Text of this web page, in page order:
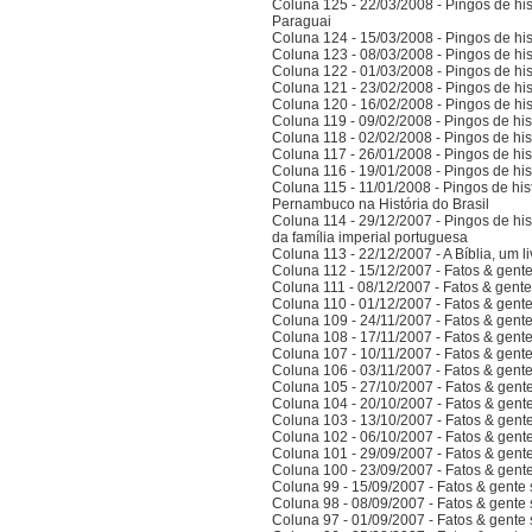
Coluna 125 - 22/03/2008 - Pingos de
Paraguai
Coluna 124 - 15/03/2008 - Pingos de
Coluna 123 - 08/03/2008 - Pingos de
Coluna 122 - 01/03/2008 - Pingos de
Coluna 121 - 23/02/2008 - Pingos de
Coluna 120 - 16/02/2008 - Pingos de
Coluna 119 - 09/02/2008 - Pingos de
Coluna 118 - 02/02/2008 - Pingos de
Coluna 117 - 26/01/2008 - Pingos de
Coluna 116 - 19/01/2008 - Pingos de
Coluna 115 - 11/01/2008 - Pingos de
Pernambuco na História do Brasil
Coluna 114 - 29/12/2007 - Pingos de
da família imperial portuguesa
Coluna 113 - 22/12/2007 - A Bíblia, um
Coluna 112 - 15/12/2007 - Fatos &
Coluna 111 - 08/12/2007 - Fatos &
Coluna 110 - 01/12/2007 - Fatos &
Coluna 109 - 24/11/2007 - Fatos &
Coluna 108 - 17/11/2007 - Fatos &
Coluna 107 - 10/11/2007 - Fatos &
Coluna 106 - 03/11/2007 - Fatos &
Coluna 105 - 27/10/2007 - Fatos &
Coluna 104 - 20/10/2007 - Fatos &
Coluna 103 - 13/10/2007 - Fatos &
Coluna 102 - 06/10/2007 - Fatos &
Coluna 101 - 29/09/2007 - Fatos &
Coluna 100 - 23/09/2007 - Fatos &
Coluna 99 - 15/09/2007 - Fatos &
Coluna 98 - 08/09/2007 - Fatos &
Coluna 97 - 01/09/2007 - Fatos &